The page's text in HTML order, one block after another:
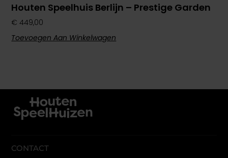
Houten Speelhuis Berlijn – Prestige Garden
€ 449,00
Toevoegen Aan Winkelwagen
CONTACT